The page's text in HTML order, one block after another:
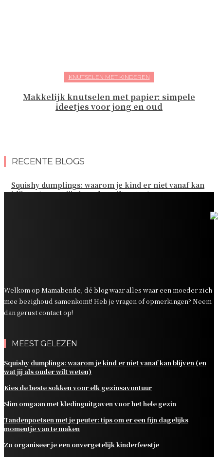
KNUTSELEN MET KINDEREN
Makkelijk knutselen met papier: simpele
ideetjes voor jong en oud
RECENTE BLOGS
Squishy dumplings: waarom je kind er niet vanaf kan
blijven (en wat jij als ouder wilt weten)
Welkom op Mamabende, dé blog waar alles waar een moeder zich
mee bezighoud samenkomt! Heb je vragen of opmerkingen? Neem
dan gerust contact op!
MEEST GELEZEN
Squishy dumplings: waarom je kind er niet vanaf kan blijven (en
wat jij als ouder wilt weten)
Kies de beste sokken voor elk gezinsavontuur
Slim omgaan met kledinguitgaven voor het hele gezin
Tandenpoetsen met je peuter: tips om er een fijn dagelijks
momentje van te maken
Zo organiseer je een onvergetelijk kinderfeestje